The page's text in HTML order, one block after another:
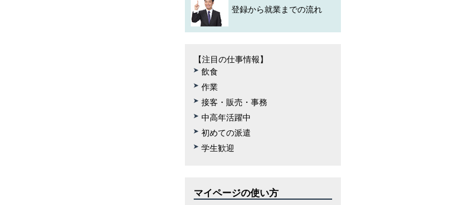
登録から就業までの流れ
【注目の仕事情報】
飲食
作業
接客・販売・事務
中高年活躍中
初めての派遣
学生歓迎
マイページの使い方